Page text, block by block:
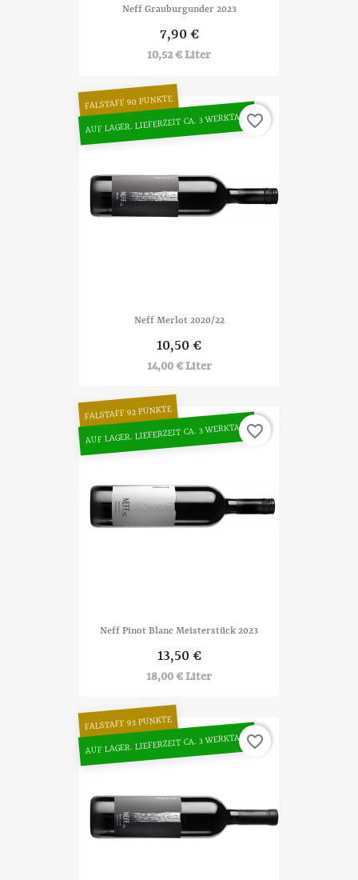
Neff Grauburgunder 2023
7,90 €
10,52 € Liter
Neff Merlot 2020/22
10,50 €
14,00 € Liter
FALSTAFF 90 PUNKTE
AUF LAGER. LIEFERZEIT CA. 3 WERKTAGEfavorite_border
Neff Pinot Blanc Meisterstück 2023
13,50 €
18,00 € Liter
FALSTAFF 92 PUNKTE
AUF LAGER. LIEFERZEIT CA. 3 WERKTAGEfavorite_border
FALSTAFF 93 PUNKTE
AUF LAGER. LIEFERZEIT CA. 3 WERKTAGEfavorite_border